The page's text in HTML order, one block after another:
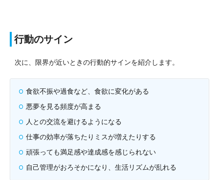
行動のサイン
次に、限界が近いときの行動的サインを紹介します。
食欲不振や過食など、食欲に変化がある
悪夢を見る頻度が高まる
人との交流を避けるようになる
仕事の効率が落ちたりミスが増えたりする
頑張っても満足感や達成感を感じられない
自己管理がおろそかになり、生活リズムが乱れる